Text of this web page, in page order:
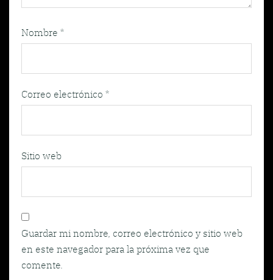
Nombre *
Correo electrónico *
Sitio web
Guardar mi nombre, correo electrónico y sitio web
en este navegador para la próxima vez que
comente.